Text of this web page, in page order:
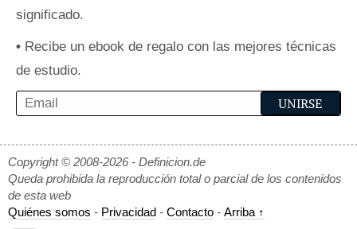
significado.
• Recibe un ebook de regalo con las mejores técnicas
de estudio.
Copyright © 2008-2026 - Definicion.de
Queda prohibida la reproducción total o parcial de los contenidos
de esta web
Quiénes somos - Privacidad - Contacto - Arriba ↑